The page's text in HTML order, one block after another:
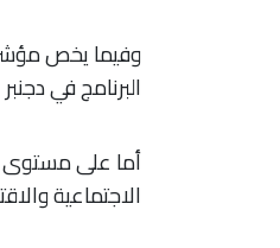
البرنامج في دجنبر 2023 إلى 91,9 في المائة عند متم سنة 2025، تضيف الوكالة.
الاجتماعية